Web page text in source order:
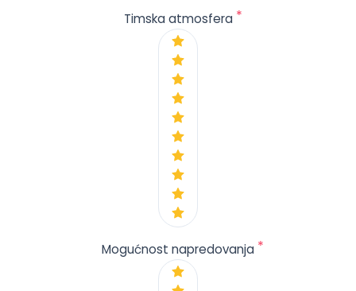
Timska atmosfera *
Mogućnost napredovanja *